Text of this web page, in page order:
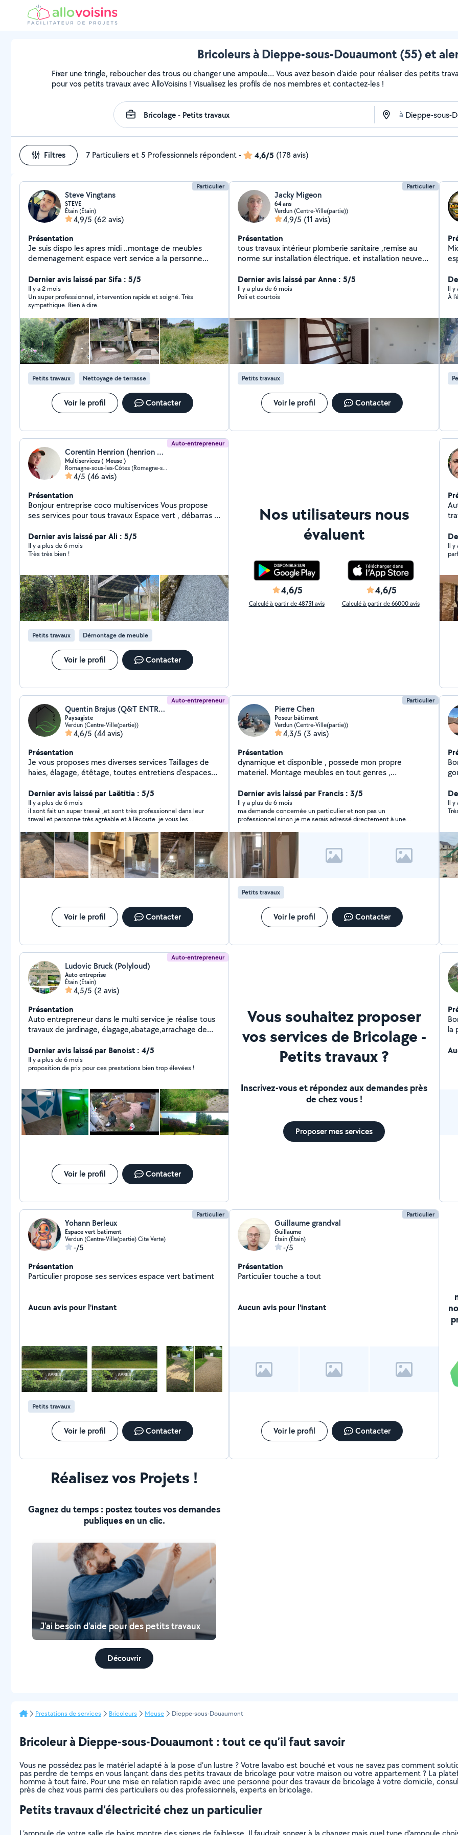
Bricoleurs à Dieppe-sous-Douaumont (55) et
Fixer une tringle, reboucher des trous ou changer une ampoule… Vous avez besoin d'aide pour réaliser des petits
pour vos petits travaux avec AlloVoisins ! Visualisez les profils de nos membres et contactez-les !
à
Filtres 7 Particuliers et 5 Professionnels répondent- 4,6/5 (178 avis)
Particulier
Steve Vingtans
STEVE
Étain (Étain)
4,9/5 (62 avis)
Présentation
Je suis dispo les apres midi ..montage de meubles
demenagement espace vert service a la personne
Dernier avis laissé par Sifa : 5/5
Il y a 2 mois
Un super professionnel, intervention rapide et soigné. Très
sympathique. Rien à dire.
Petits travaux Nettoyage de terrasse
Voir le profil Contacter
Particulier
Jacky Migeon
64 ans
Verdun (Centre-Ville(partie))
4,9/5 (11 avis)
Présentation
tous travaux intérieur plomberie sanitaire ,remise au
norme sur installation électrique. et installation neuve
plaquo réparation toiture travail sérieux , rénovation de
ma maison familiale, tout corps de métier notamment
à avoir travaillé en entreprise, de longue années
Dernier avis laissé par Anne : 5/5
Il y a plus de 6 mois
Poli et courtois
Petits travaux
Voir le profil Contacter
Il y
À
Auto-entrepreneur
Corentin Henrion (henrion corentin)
Multiservices ( Meuse )
Romagne-sous-les-Côtes (Romagne-sous-les-Côtes)
4/5 (46 avis)
Présentation
Bonjour entreprise coco multiservices Vous propose
ses services pour tous travaux Espace vert , débarras ,
N'attendez plus pour réaliser vos travaux Travail propre
et soigné Je me déplace dans un rayon de 80 autour
de Romagne sous les cote N'attendez plus pour
Dernier avis laissé par Ali : 5/5
Il y a plus de 6 mois
Très très bien !
Petits travaux Démontage de meuble
Voir le profil Contacter
Nos utilisateurs nous
évaluent
4,6/5
Calculé à partir de 48731 avis
4,6/5
Calculé à partir de 66000 avis
Il y
Auto-entrepreneur
Quentin Brajus (Q&T ENTREPRISES)
Paysagiste
Verdun (Centre-Ville(partie))
4,6/5 (44 avis)
Présentation
Je vous proposes mes diverses services Taillages de
haies, élagage, étêtage, toutes entretiens d'espaces
de la tâche à effectuer ) Et devis gratuit ! N'hésitez pas
à me contacter. Cordialement
Dernier avis laissé par Laëtitia : 5/5
Il y a plus de 6 mois
il sont fait un super travail ,et sont très professionnel dans leur
travail et personne très agréable et à l'écoute. je vous les
gentil ...
Voir le profil Contacter
Particulier
Pierre Chen
Poseur bâtiment
Verdun (Centre-Ville(partie))
4,3/5 (3 avis)
Présentation
dynamique et disponible , possede mon propre
materiel. Montage meubles en tout genres ,
Dernier avis laissé par Francis : 3/5
Il y a plus de 6 mois
ma demande concernée un particulier et non pas un
professionnel sinon je me serais adressé directement à une
Petits travaux
Voir le profil Contacter
et
Il y
Auto-entrepreneur
Ludovic Bruck (Polyloud)
Auto entreprise
Étain (Étain)
4,5/5 (2 avis)
Présentation
Auto entrepreneur dans le multi service je réalise tous
travaux de jardinage, élagage,abatage,arrachage de
possible n'hésitez pas pour toute question ou devis.
Dernier avis laissé par Benoist : 4/5
Il y a plus de 6 mois
proposition de prix pour ces prestations bien trop élevées !
Voir le profil Contacter
Vous souhaitez proposer
vos services de Bricolage -
Petits travaux ?
Inscrivez-vous et répondez aux demandes près
de chez vous !
Proposer mes services
la
Particulier
Yohann Berleux
Espace vert batiment
Verdun (Centre-Ville(partie) Cite Verte)
-/5
Présentation
Particulier propose ses services espace vert batiment
Aucun avis pour l'instant
Petits travaux
Voir le profil Contacter
Particulier
Guillaume grandval
Guillaume
Étain (Étain)
-/5
Présentation
Particulier touche a tout
Aucun avis pour l'instant
Voir le profil Contacter
Réalisez vos Projets !
Gagnez du temps : postez toutes vos demandes
publiques en un clic.
J'ai besoin d'aide pour des petits travaux
Découvrir
Prestations de services Bricoleurs Meuse Dieppe-sous-Douaumont
Bricoleur à Dieppe-sous-Douaumont : tout ce qu’il faut savoir
Vous ne possédez pas le matériel adapté à la pose d’un lustre ? Votre lavabo est bouché et vous ne savez pas comment
pas perdre de temps en vous lançant dans des petits travaux de bricolage pour votre maison ou votre appartement ? La
homme à tout faire. Pour une mise en relation rapide avec une personne pour des travaux de bricolage à votre domicile,
près de chez vous parmi des particuliers ou des professionnels, experts en bricolage.
Petits travaux d’électricité chez un particulier